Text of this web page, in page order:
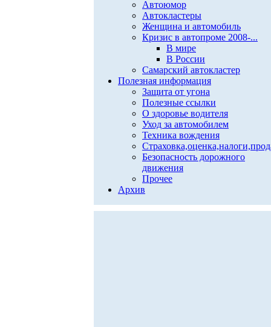
Автоюмор
Автокластеры
Женщина и автомобиль
Кризис в автопроме 2008-...
В мире
В России
Самарский автокластер
Полезная информация
Защита от угона
Полезные ссылки
О здоровье водителя
Уход за автомобилем
Техника вождения
Безопасность дорожного
движения
Прочее
Архив